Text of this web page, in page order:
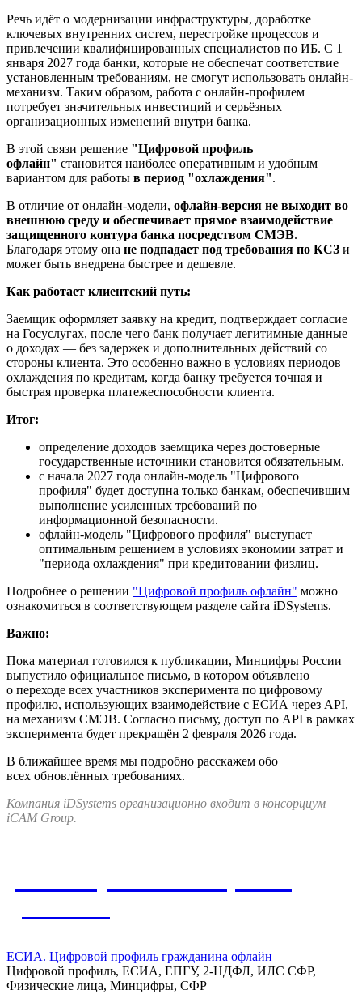
Речь идёт о модернизации инфраструктуры, доработке
ключевых внутренних систем, перестройке процессов и
привлечении квалифицированных специалистов по ИБ. С 1
января 2027 года банки, которые не обеспечат соответствие
установленным требованиям, не смогут использовать онлайн-
механизм. Таким образом, работа с онлайн-профилем
потребует значительных инвестиций и серьёзных
организационных изменений внутри банка.
В этой связи решение "Цифровой профиль
офлайн" становится наиболее оперативным и удобным
вариантом для работы в период "охлаждения".
В отличие от онлайн-модели, офлайн-версия не выходит во
внешнюю среду и обеспечивает прямое взаимодействие
защищенного контура банка посредством СМЭВ.
Благодаря этому она не подпадает под требования по КСЗ и
может быть внедрена быстрее и дешевле.
Как работает клиентский путь:
Заемщик оформляет заявку на кредит, подтверждает согласие
на Госуслугах, после чего банк получает легитимные данные
о доходах — без задержек и дополнительных действий со
стороны клиента. Это особенно важно в условиях периодов
охлаждения по кредитам, когда банку требуется точная и
быстрая проверка платежеспособности клиента.
Итог:
определение доходов заемщика через достоверные
государственные источники становится обязательным.
с начала 2027 года онлайн-модель "Цифрового
профиля" будет доступна только банкам, обеспечившим
выполнение усиленных требований по
информационной безопасности.
офлайн-модель "Цифрового профиля" выступает
оптимальным решением в условиях экономии затрат и
"периода охлаждения" при кредитовании физлиц.
Подробнее о решении "Цифровой профиль офлайн" можно
ознакомиться в соответствующем разделе сайта iDSystems.
Важно:
Пока материал готовился к публикации, Минцифры России
выпустило официальное письмо, в котором объявлено
о переходе всех участников эксперимента по цифровому
профилю, использующих взаимодействие с ЕСИА через API,
на механизм СМЭВ. Согласно письму, доступ по API в рамках
эксперимента будет прекращён 2 февраля 2026 года.
В ближайшее время мы подробно расскажем обо
всех обновлённых требованиях.
Компания iDSystems организационно входит в консорциум
iCAM Group.
ЕСИА. Цифровой профиль гражданина офлайн
Цифровой профиль, ЕСИА, ЕПГУ, 2-НДФЛ, ИЛС СФР,
Физические лица, Минцифры, СФР